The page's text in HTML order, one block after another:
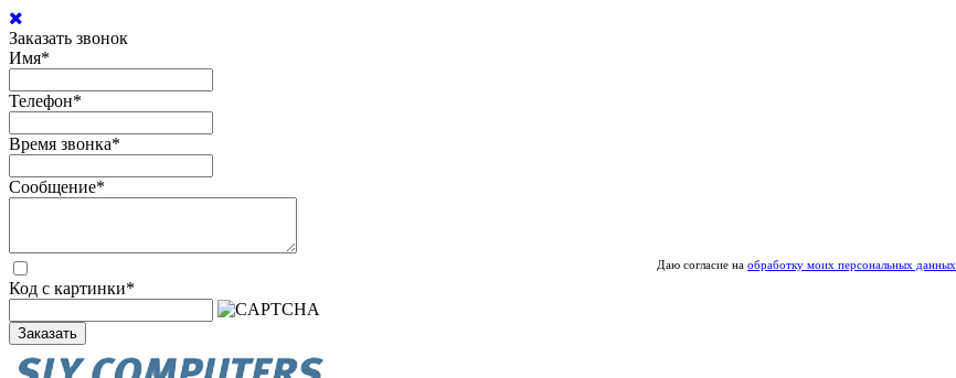
Заказать звонок
Имя*
Телефон*
Время звонка*
Сообщение*
Даю согласие на обработку моих персональных данных
Код с картинки*
Заказать